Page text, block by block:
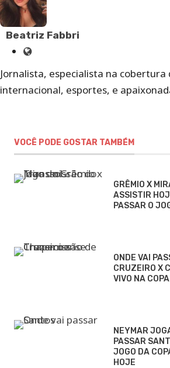
Beatriz Fabbri
Site
Beatriz
Jornalista, especialista na
internacional, esportes, e
VOCÊ PODE GOSTAR TAMBÉM
GRÊMIO X
ASSISTIR
PASSAR O
ONDE VAI
CRUZEIRO X
VIVO NA
NEYMAR
PASSAR
JOGO DA
HOJE